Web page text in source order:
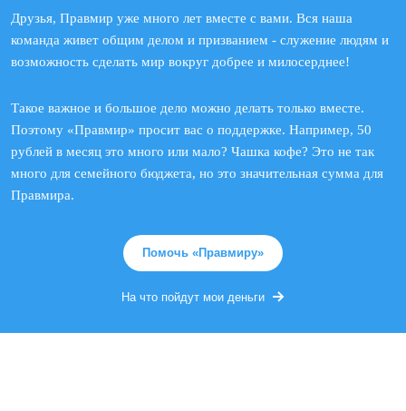
Друзья, Правмир уже много лет вместе с вами. Вся наша
команда живет общим делом и призванием - служение людям и
возможность сделать мир вокруг добрее и милосерднее!
Такое важное и большое дело можно делать только вместе.
Поэтому «Правмир» просит вас о поддержке. Например, 50
рублей в месяц это много или мало? Чашка кофе? Это не так
много для семейного бюджета, но это значительная сумма для
Правмира.
Помочь «Правмиру»
На что пойдут мои деньги